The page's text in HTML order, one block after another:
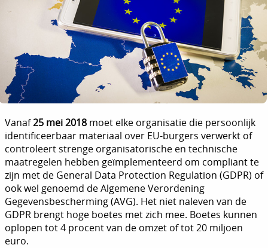
Vanaf25 mei 2018 moet elke organisatie die persoonlijk
identificeerbaar materiaal over EU-burgers verwerkt of
controleert strenge organisatorische en technische
maatregelen hebben geïmplementeerd om compliant te
zijn met de General Data Protection Regulation (GDPR) of
ook wel genoemd de Algemene Verordening
Gegevensbescherming (AVG). Het niet naleven van de
GDPR brengt hoge boetes met zich mee. Boetes kunnen
oplopen tot 4 procent van de omzet of tot 20 miljoen
euro.